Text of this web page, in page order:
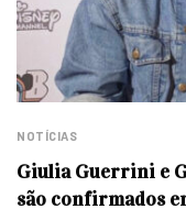
NOTÍCIAS
Giulia Guerrini e
são confirmados